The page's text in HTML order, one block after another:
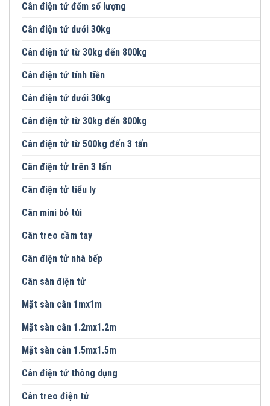
Cân điện tử đếm số lượng
Cân điện tử dưới 30kg
Cân điện tử từ 30kg đến 800kg
Cân điện tử tính tiền
Cân điện tử dưới 30kg
Cân điện tử từ 30kg đến 800kg
Cân điện tử từ 500kg đến 3 tấn
Cân điện tử trên 3 tấn
Cân điện tử tiểu ly
Cân mini bỏ túi
Cân treo cầm tay
Cân điện tử nhà bếp
Cân sàn điện tử
Mặt sàn cân 1mx1m
Mặt sàn cân 1.2mx1.2m
Mặt sàn cân 1.5mx1.5m
Cân điện tử thông dụng
Cân treo điện tử